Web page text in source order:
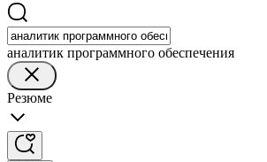
аналитик программного обеспечения
Резюме